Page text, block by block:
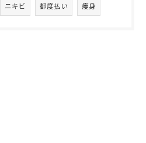
ニキビ 都度払い 痩身